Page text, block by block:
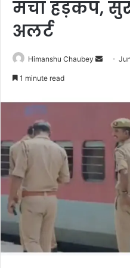
मचा हड़कंप,
अलर्ट
Himanshu Chaubey
1 minute read